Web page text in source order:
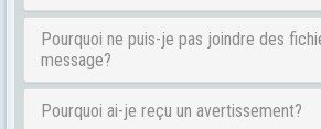
Pourquoi ne puis-je pas joindre des
message?
Pourquoi ai-je reçu un avertissement?